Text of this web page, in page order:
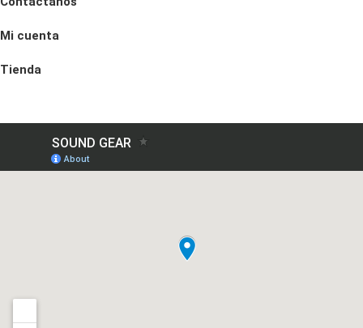
Mi cuenta
Tienda